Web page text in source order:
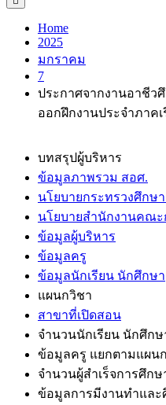
Home
2025
มกราคม
7
ประกาศจากงานอาชีว
ออกฝึกงานประจำภาค
บทสรุปผู้บริหาร
ข้อมูลภาพรวม สอศ.
นโยบายกระทรวงศึกษ
นโยบายสำนักงานคณ
ข้อมูลผู้บริหาร
ข้อมูลครู
ข้อมูลนักเรียน นักศึกษา
แผนกวิชา
สาขาที่เปิดสอน
จำนวนนักเรียน นักศึก
ข้อมูลครู แยกตามแผน
จำนวนผู้สำเร็จการศึกษ
ข้อมูลการมีงานทำและ